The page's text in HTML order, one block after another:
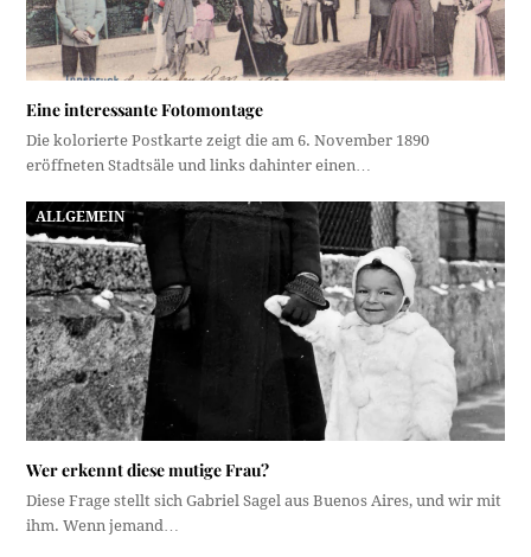
Eine interessante Fotomontage
Die kolorierte Postkarte zeigt die am 6. November 1890
eröffneten Stadtsäle und links dahinter einen…
ALLGEMEIN
Wer erkennt diese mutige Frau?
Diese Frage stellt sich Gabriel Sagel aus Buenos Aires, und wir mit
ihm. Wenn jemand…